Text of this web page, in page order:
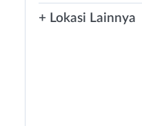
+ Lokasi Lainnya